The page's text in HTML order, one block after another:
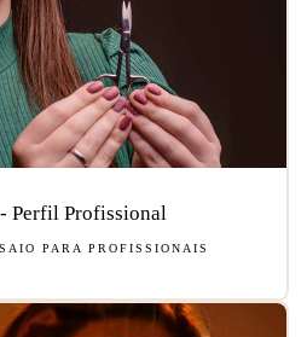
Perfil Profissional
PARA PROFISSIONAIS